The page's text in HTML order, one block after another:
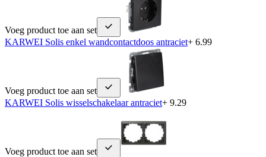
Voeg product toe aan set
KARWEI Solis enkel wandcontactdoos antraciet+ 6.99
Voeg product toe aan set
KARWEI Solis wisselschakelaar antraciet+ 9.29
Voeg product toe aan set